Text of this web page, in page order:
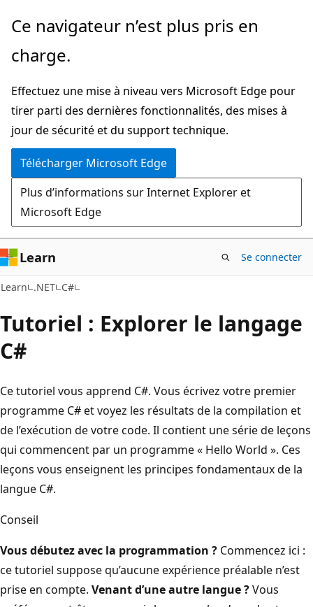
Passer
directement
au
principal
Ce navigateur n’est plus pris en
charge.
Effectuez une mise à niveau vers Microsoft Edge pour
tirer parti des dernières fonctionnalités, des mises à
jour de sécurité et du support technique.
Télécharger Microsoft Edge
Plus d’informations sur Internet Explorer et
Microsoft Edge
Learn Se connecter
Learn .NET C#
Tutoriel : Explorer le langage
C#
Ce tutoriel vous apprend C#. Vous écrivez votre premier
programme C# et voyez les résultats de la compilation et
de l’exécution de votre code. Il contient une série de leçons
qui commencent par un programme « Hello World ». Ces
leçons vous enseignent les principes fondamentaux de la
langue C#.
Conseil
Vous débutez avec la programmation ? Commencez ici :
ce tutoriel suppose qu’aucune expérience préalable n’est
prise en compte. Venant d’une autre langue ?Vous